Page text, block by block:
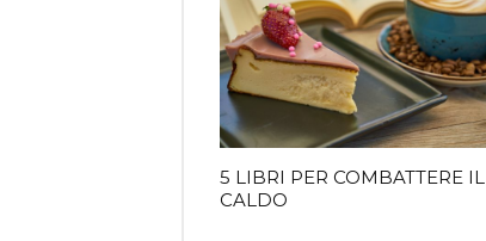
5 LIBRI PER COMBATTERE IL
CALDO